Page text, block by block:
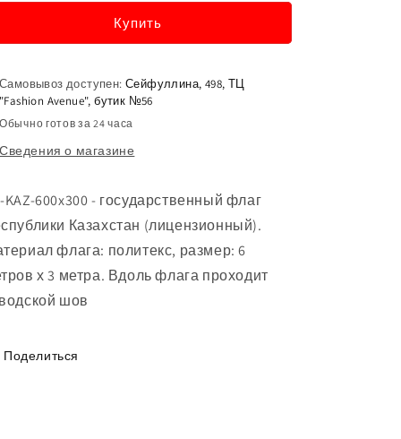
государственный
флаг
Казахстан
(лицензионный),
размер:
метров
3
метра
государственный
флаг
Казахстан
(лицензионный),
размер:
метров
3
Купить
Самовывоз доступен:Сейфуллина, 498, ТЦ
"Fashion Avenue", бутик №56
Обычно готов за 24 часа
Сведения о магазине
KAZ-600x300 - государственный флаг
Казахстан (лицензионный).
флага: политекс, размер: 6
х 3 метра. Вдоль флага проходит
шов
Поделиться